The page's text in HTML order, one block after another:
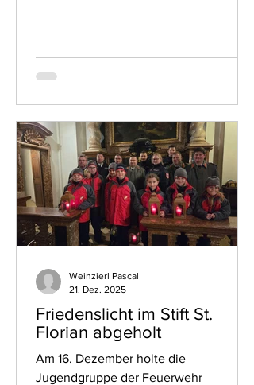
begann die Arbeit. Pünktlich zu Mittag
Die Feuerwehr Esternberg bedankt sich
für die großzügigen Spenden und
wünscht allen Bewohnerinnen und
Bewohnern von Esternberg frohe
Weihnachten
Friedenslicht im Stift St.
Florian abgeholt
Am 16. Dezember holte die
Jugendgruppe der Feuerwehr
Weinzierl Pascal
21. Dez. 2025